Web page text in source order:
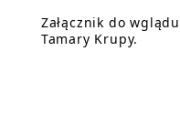
Załącznik do
Tamary Krupy.